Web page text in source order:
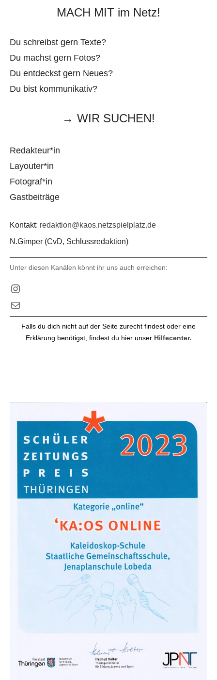
MACH MIT im Netz!
Du schreibst gern Texte?
Du machst gern Fotos?
Du entdeckst gern Neues?
Du bist kommunikativ?
→ WIR SUCHEN!
Redakteur*in
Layouter*in
Fotograf*in
Gastbeiträge
Kontakt: redaktion@kaos.netzspielplatz.de
N.Gimper (CvD, Schlussredaktion)
Unter diesen Kanälen könnt ihr uns auch erreichen:
Instagram
E-Mail
Falls du dich nicht auf der Seite zurecht findest oder eine
Erklärung benötigst, findest du hier unser Hilfecenter.